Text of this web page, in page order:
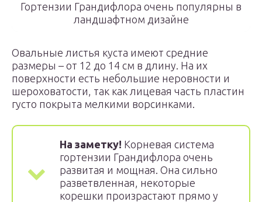
Гортензии Грандифлора очень популярны в
ландшафтном дизайне
Овальные листья куста имеют средние
размеры – от 12 до 14 см в длину. На их
поверхности есть небольшие неровности и
шероховатости, так как лицевая часть пластин
густо покрыта мелкими ворсинками.
На заметку! Корневая система
гортензии Грандифлора очень
развитая и мощная. Она сильно
разветвленная, некоторые
корешки произрастают прямо у